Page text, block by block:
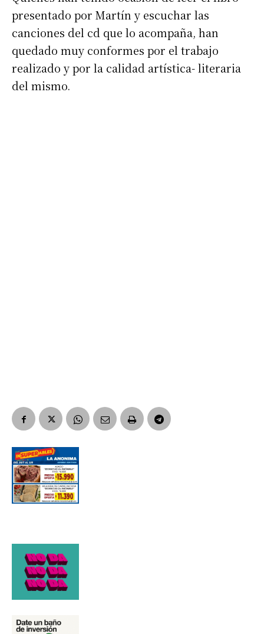
Suscribirme gratis
presentado por Martín y escuchar las
canciones del cd que lo acompaña, han
quedado muy conformes por el trabajo
realizado y por la calidad artística- literaria
del mismo.